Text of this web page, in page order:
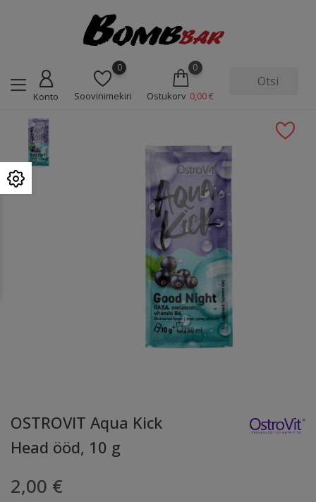
Konto
0
Soovinimekiri
0
Ostukorv 0,00 €
OSTROVIT Aqua Kick
Head ööd, 10 g
2,00 €